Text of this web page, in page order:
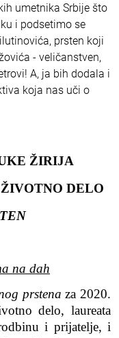
umetnika Srbije što
i podsetimo se
prsten koji
- veličanstven,
A, ja bih dodala i
koja nas uči o
ŽIRIJA
DELO
na dah
prstena za 2020.
delo, laureata
i prijatelje, i